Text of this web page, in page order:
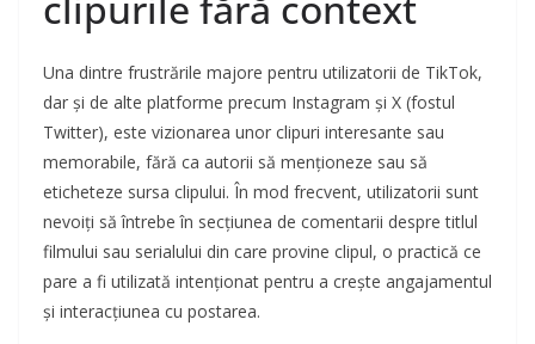
Una dintre frustrările majore pentru utilizatorii de TikTok,
dar și de alte platforme precum Instagram și X (fostul
Twitter), este vizionarea unor clipuri interesante sau
memorabile, fără ca autorii să menționeze sau să
eticheteze sursa clipului. În mod frecvent, utilizatorii sunt
nevoiți să întrebe în secțiunea de comentarii despre titlul
filmului sau serialului din care provine clipul, o practică ce
pare a fi utilizată intenționat pentru a crește angajamentul
și interacțiunea cu postarea.